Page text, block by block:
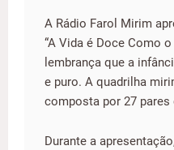
A Rádio Farol Mirim
“A Vida é Doce Como
lembrança que a
e puro. A quadrilha
composta por 27 pares
Durante a